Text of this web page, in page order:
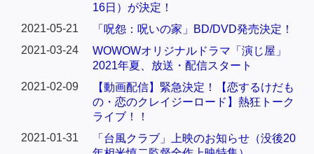
16日）が決定！
2021-05-21
「呪怨：呪いの家」BD/DVD発売決定！
2021-03-24
WOWOWオリジナルドラマ「演じ屋」
2021年夏、放送・配信スタート
2021-02-09
【動画配信】緊急決定！【恋するけだも
の・恋のクレイジーロード】熱狂トーク
ライブ！！
2021-01-31
「台風クラブ」上映のお知らせ（没後20